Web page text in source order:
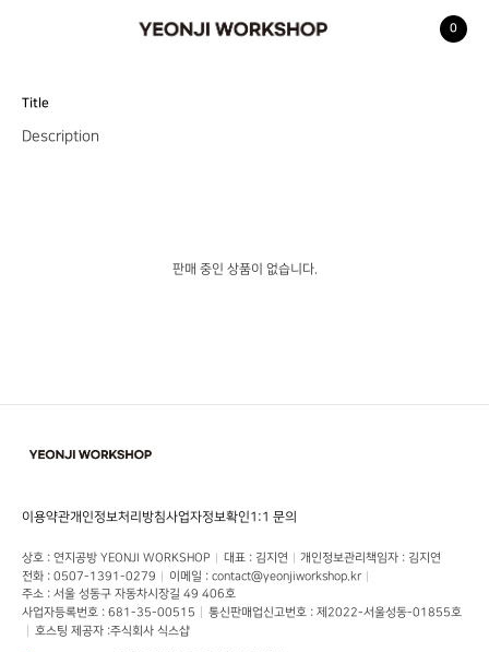
YEONJI WORKSHOP
0
Title
Description
판매 중인 상품이 없습니다.
이용약관개인정보처리방침사업자정보확인1:1 문의
상호 : 연지공방 YEONJI WORKSHOP 대표 : 김지연 개인정보관리책임자 : 김지연
전화 : 0507-1391-0279 이메일 : contact@yeonjiworkshop.kr
주소 : 서울 성동구 자동차시장길 49 406호
사업자등록번호 : 681-35-00515 통신판매업신고번호 : 제2022-서울성동-01855호
호스팅 제공자 :주식회사 식스샵